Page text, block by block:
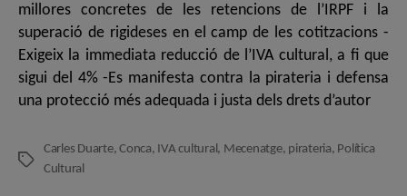
millores concretes de les retencions de l’IRPF i la
superació de rigideses en el camp de les cotitzacions -
Exigeix la immediata reducció de l’IVA cultural, a fi que
sigui del 4% -Es manifesta contra la pirateria i defensa
una protecció més adequada i justa dels drets d’autor
Etiquetes
Carles Duarte,Conca, IVA cultural , Mecenatge, pirateria, Política
Cultural